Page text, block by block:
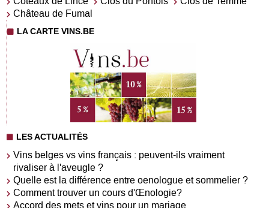
Château de Fumal
LA CARTE VINS.BE
LES ACTUALITÉS
Vins belges vs vins français : peuvent-ils vraiment
rivaliser à l'aveugle ?
Quelle est la différence entre oenologue et sommelier ?
Comment trouver un cours d'Œnologie?
Accord des mets et vins pour un mariage